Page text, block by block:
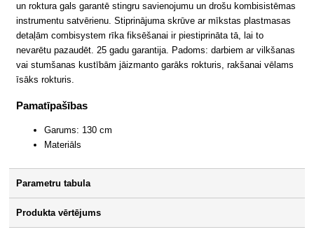
un roktura gals garantē stingru savienojumu un drošu kombisistēmas
instrumentu satvērienu. Stiprinājuma skrūve ar mīkstas plastmasas
detaļām combisystem rīka fiksēšanai ir piestiprināta tā, lai to
nevarētu pazaudēt. 25 gadu garantija. Padoms: darbiem ar vilkšanas
vai stumšanas kustībām jāizmanto garāks rokturis, rakšanai vēlams
īsāks rokturis.
Pamatīpašības
Garums: 130 cm
Materiāls
Parametru tabula
Produkta vērtējums